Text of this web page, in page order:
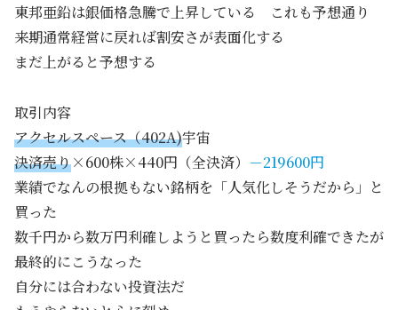
東邦亜鉛は銀価格急騰で上昇している これも予想通り
来期通常経営に戻れば割安さが表面化する
まだ上がると予想する
取引内容
アクセルスペース（402A)宇宙
決済売り×600株×440円（全決済） －219600円
業績でなんの根拠もない銘柄を「人気化しそうだから」と
買った
数千円から数万円利確しようと買ったら数度利確できたが
最終的にこうなった
自分には合わない投資法だ